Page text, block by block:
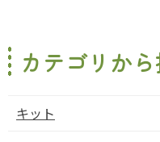
カテゴリか
キット